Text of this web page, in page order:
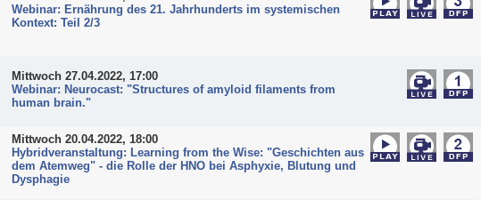
Webinar: Ernährung des 21. Jahrhunderts im systemischen
Kontext: Teil 2/3
Mittwoch 27.04.2022, 17:00
Webinar: Neurocast: "Structures of amyloid filaments from
human brain."
Mittwoch 20.04.2022, 18:00
Hybridveranstaltung: Learning from the Wise: "Geschichten aus
dem Atemweg" - die Rolle der HNO bei Asphyxie, Blutung und
Dysphagie